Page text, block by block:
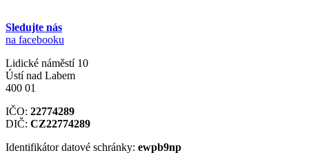
Sledujte nás
na facebooku
Lidické náměstí 10
Ústí nad Labem
400 01
IČO: 22774289
DIČ: CZ22774289
Identifikátor datové schránky: ewpb9np